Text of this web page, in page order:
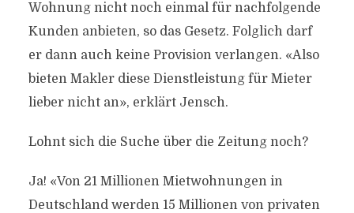
Wohnung nicht noch einmal für nachfolgende
Kunden anbieten, so das Gesetz. Folglich darf
er dann auch keine Provision verlangen. «Also
bieten Makler diese Dienstleistung für Mieter
lieber nicht an», erklärt Jensch.
Lohnt sich die Suche über die Zeitung noch?
Ja! «Von 21 Millionen Mietwohnungen in
Deutschland werden 15 Millionen von privaten